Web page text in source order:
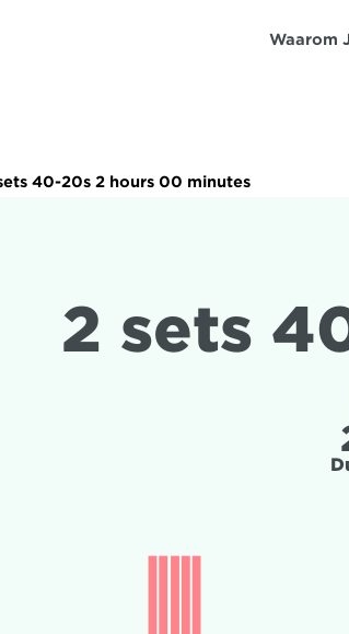
Waarom
40-20s 2 hours 00 minutes
2 sets